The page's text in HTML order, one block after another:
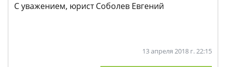
С уважением, юрист Соболев Евгений
13 апреля 2018 г. 22:15